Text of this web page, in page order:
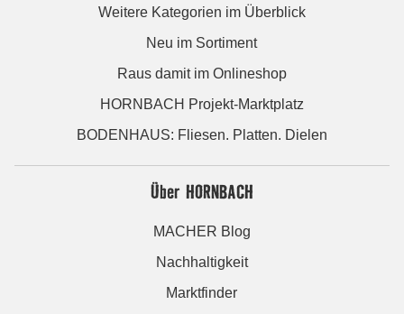
Weitere Kategorien im Überblick
Neu im Sortiment
Raus damit im Onlineshop
HORNBACH Projekt-Marktplatz
BODENHAUS: Fliesen. Platten. Dielen
Über HORNBACH
MACHER Blog
Nachhaltigkeit
Marktfinder